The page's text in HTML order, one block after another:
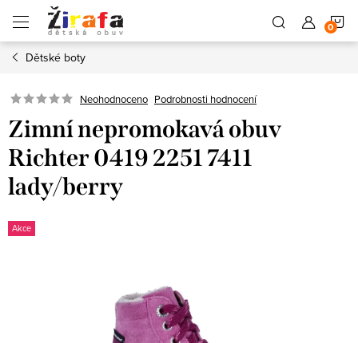
obsah
Dětské boty
Neohodnoceno Podrobnosti hodnocení
Zimní nepromokavá obuv
Richter 0419 2251 7411
lady/berry
Akce